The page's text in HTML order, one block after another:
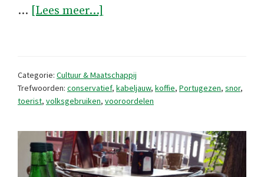
… [Lees meer...]
Categorie: Cultuur & Maatschappij
Trefwoorden: conservatief, kabeljauw, koffie, Portugezen, snor,
toerist, volksgebruiken, vooroordelen